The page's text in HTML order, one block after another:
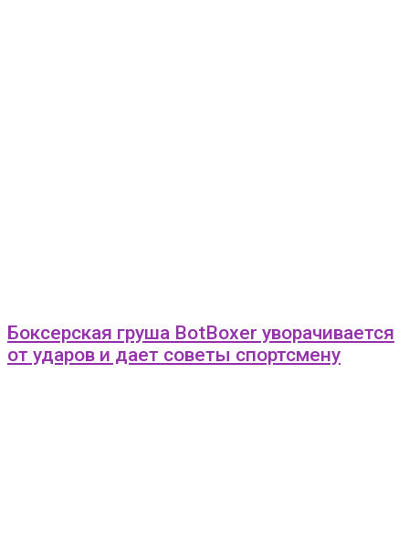
Боксерская груша BotBoxer уворачивается
от ударов и дает советы спортсмену